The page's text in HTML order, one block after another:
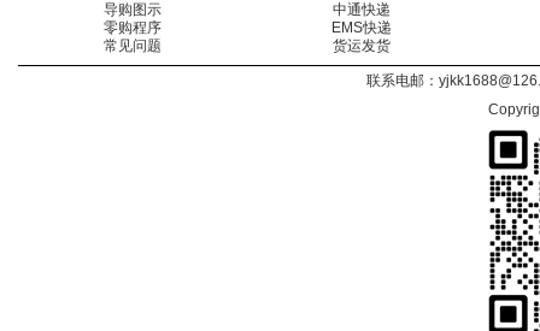
导购图示
零购程序
常见问题
中通快递
EMS快递
货运发货
联系电邮：